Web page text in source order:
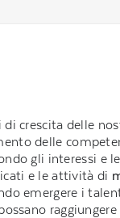
crescita delle
delle
gli interessi e
e le attività di
emergere i